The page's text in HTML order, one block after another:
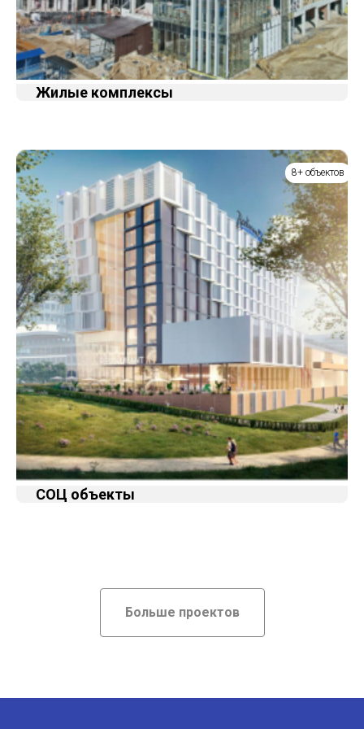
Жилые комплексы
СОЦ объекты
8+ объектов
Больше проектов